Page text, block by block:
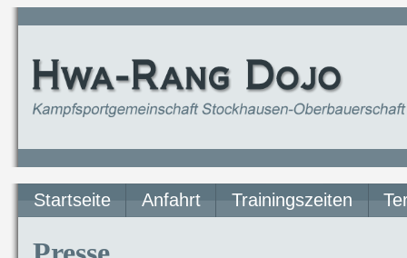
Startseite Anfahrt Trainingszeiten